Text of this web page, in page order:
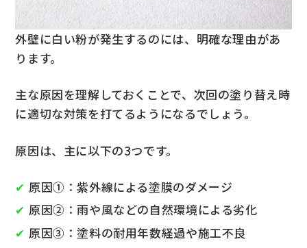
外壁に白い粉が発生するのには、明確な理由があ
ります。
主な原因を理解しておくことで、次回の塗り替え時
に適切な対策を打てるようになるでしょう。
原因は、主に以下の3つです。
原因①：紫外線による塗膜のダメージ
原因②：雨や風などの自然環境による劣化
原因③：塗料の耐用年数経過や施工不良